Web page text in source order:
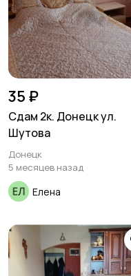
35 ₽
Сдам 2к. Донецк ул.
Шутова
Донецк
5 месяцев назад
Елена